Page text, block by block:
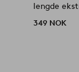
lengde
349 NOK